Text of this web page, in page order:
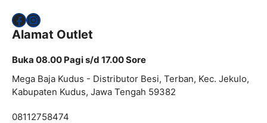
Facebook
Instagram
Alamat Outlet
Buka 08.00 Pagi s/d 17.00 Sore
Mega Baja Kudus - Distributor Besi, Terban, Kec. Jekulo,
Kabupaten Kudus, Jawa Tengah 59382
08112758474